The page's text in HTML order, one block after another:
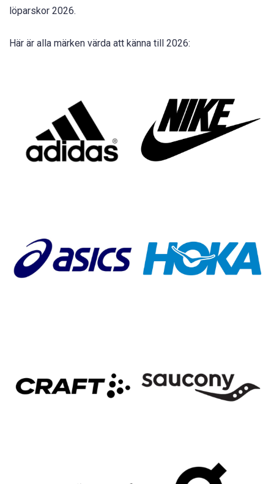
löparskor 2026.
Här är alla märken värda att känna till 2026: